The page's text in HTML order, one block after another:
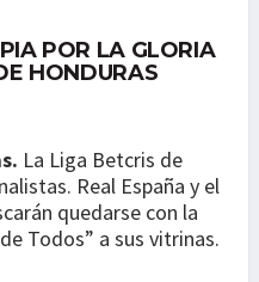
POR LA GLORIA
HONDURAS
La Liga Betcris de
Real España y el
quedarse con la
Todos” a sus vitrinas.